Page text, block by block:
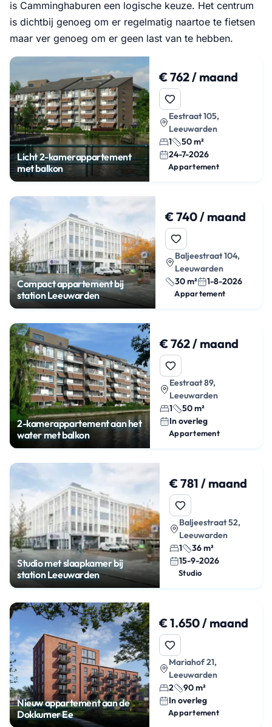
is Camminghaburen een logische keuze. Het centrum
is dichtbij genoeg om er regelmatig naartoe te fietsen
maar ver genoeg om er geen last van te hebben.
Licht 2-kamerappartement
met balkon
€ 762 / maand
Eestraat 105,
Leeuwarden
1
50 m²
24-7-2026
Appartement
Compact appartement bij
station Leeuwarden
€ 740 / maand
Baljeestraat 104,
Leeuwarden
30 m²
1-8-2026
Appartement
2-kamerappartement aan het
water met balkon
€ 762 / maand
Eestraat 89,
Leeuwarden
1
50 m²
In overleg
Appartement
Studio met slaapkamer bij
station Leeuwarden
€ 781 / maand
Baljeestraat 52,
Leeuwarden
1
36 m²
15-9-2026
Studio
Nieuw appartement aan de
Dokkumer Ee
€ 1.650 / maand
Mariahof 21,
Leeuwarden
2
90 m²
In overleg
Appartement